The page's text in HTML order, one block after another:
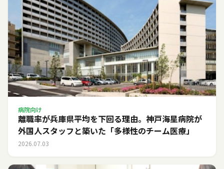
病院向け
離職率が兵庫県平均を下回る理由。神戸海星病院が
外国人スタッフと築いた「多様性のチーム医療」
2026.07.03